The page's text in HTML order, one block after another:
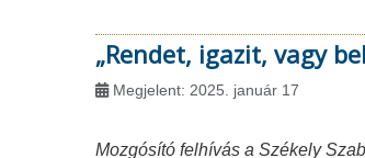
„Rendet, igazit, vagy
Megjelent: 2025. január 17
Mozgósító felhívás a Székely